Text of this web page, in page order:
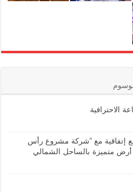
الوسوم
الاحترافية
إتفاقية مع “شركة مشروع رأس
أرض متميزة بالساحل الشمالي